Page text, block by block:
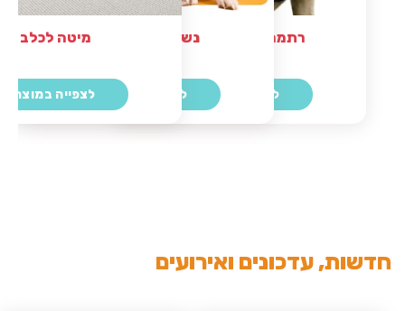
רתמה מומלצת לכלב
לצפייה במוצר
נשכנים דנטליים
לצפייה במוצר
מיטה לכלב
לצפייה במוצר
חדשות, עדכונים ואירועים